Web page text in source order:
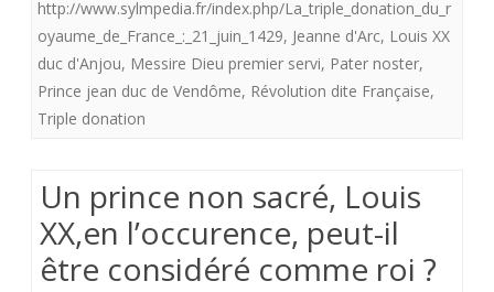
et
où
d’une
http://www.sylmpedia.fr/index.php/La_triple_donation_du_r
oyaume_de_France_:_21_juin_1429, Jeanne d'Arc, Louis XX
duc d'Anjou, Messire Dieu premier servi, Pater noster,
Prince jean duc de Vendôme, Révolution dite Française,
Triple donation
Un prince non sacré, Louis
XX,en l’occurence, peut-il
être considéré comme roi ?